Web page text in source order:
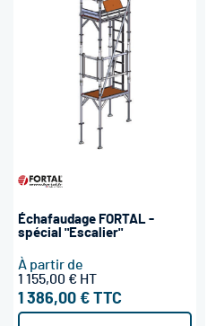
Échafaudage FORTAL -
spécial "Escalier"
À partir de
1 386,00 €
1 155,00 €